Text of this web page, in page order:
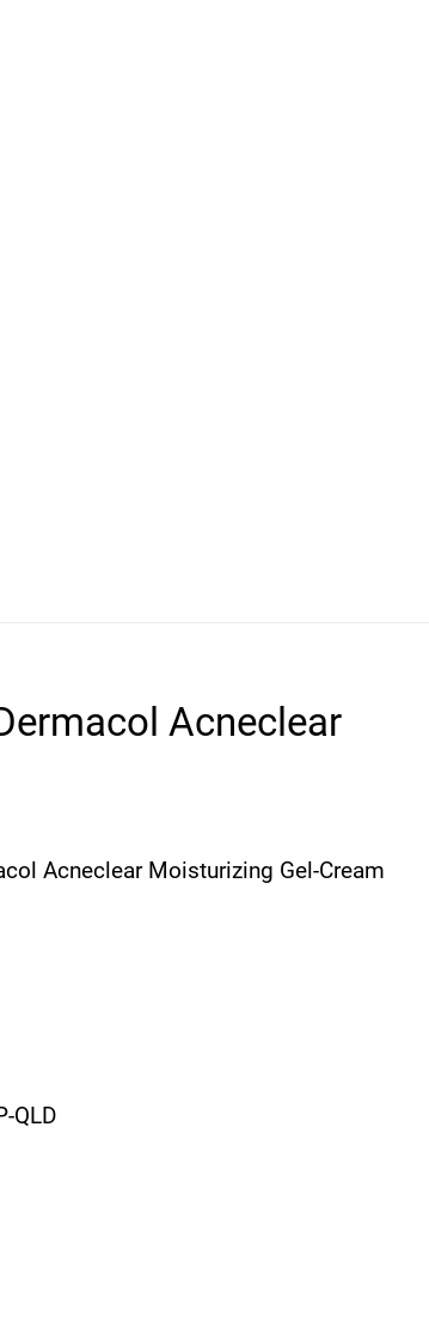
Acneclear
Acneclear Moisturizing Gel-Cream
QLD